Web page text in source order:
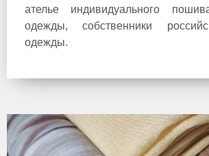
ателье индивидуального
одежды, собственники
одежды.